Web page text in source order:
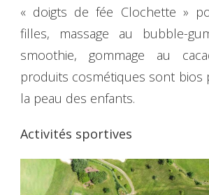
« doigts de fée Clochette »
filles, massage au bubble-
smoothie, gommage au
produits cosmétiques sont bios
la peau des enfants.
Activités sportives